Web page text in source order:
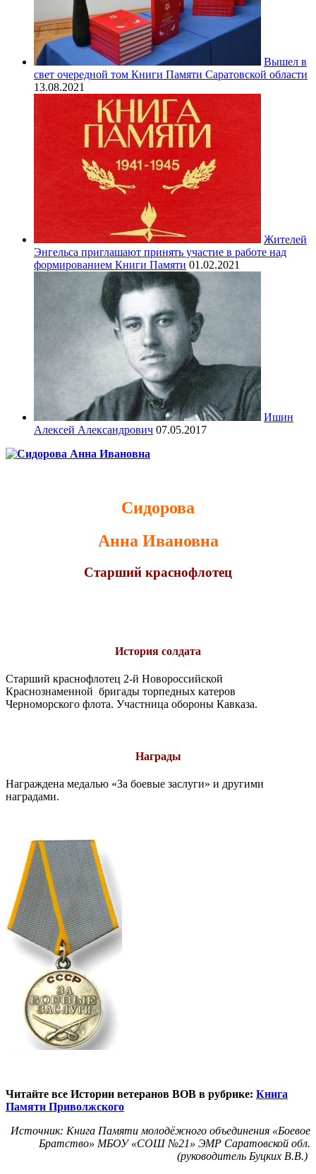
Вышел в
свет очередной том Книги Памяти Саратовской области
13.08.2021
Жителей
Энгельса приглашают принять участие в работе над
формированием Книги Памяти 01.02.2021
Ишин
Алексей Александрович 07.05.2017
Сидорова
Анна Ивановна
Старший краснофлотец
История солдата
Старший краснофлотец 2-й Новороссийской
Краснознаменной бригады торпедных катеров
Черноморского флота. Участница обороны Кавказа.
Награды
Награждена медалью «За боевые заслуги» и другими
наградами.
Читайте все Истории ветеранов ВОВ в рубрике: Книга
Памяти Приволжского
Источник: Книга Памяти молодёжного объединения «Боевое
Братство» МБОУ «СОШ №21» ЭМР Саратовской обл.
(руководитель Буцких В.В.)